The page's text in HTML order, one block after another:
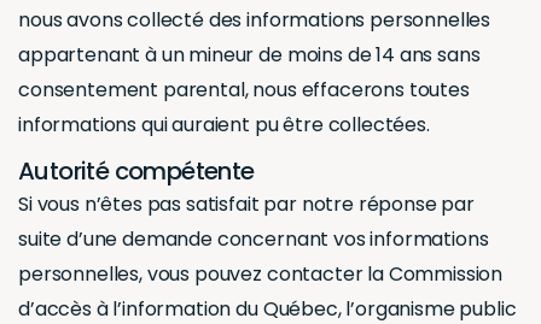
nous avons collecté des informations personnelles
appartenant à un mineur de moins de 14 ans sans
consentement parental, nous effacerons toutes
informations qui auraient pu être collectées.
Autorité compétente
Si vous n’êtes pas satisfait par notre réponse par
suite d’une demande concernant vos informations
personnelles, vous pouvez contacter la Commission
d’accès à l’information du Québec, l’organisme public